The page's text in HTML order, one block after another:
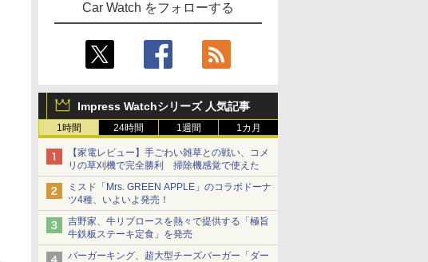
Car Watch をフォローする
Impress Watchシリーズ 人気記事
1時間 24時間 1週間 1カ月
【家電レビュー】手ごわい雑草との戦い、コメ
リの草刈機で完全勝利 掃除機感覚で使えた
ミスド「Mrs. GREEN APPLE」のコラボドーナ
ツ4種、いよいよ発売！
吉野家、牛リブロースを熱々で提供する「極旨
牛鉄板ステーキ定食」を発売
バーガーキング、超大型チーズバーガー「ダー